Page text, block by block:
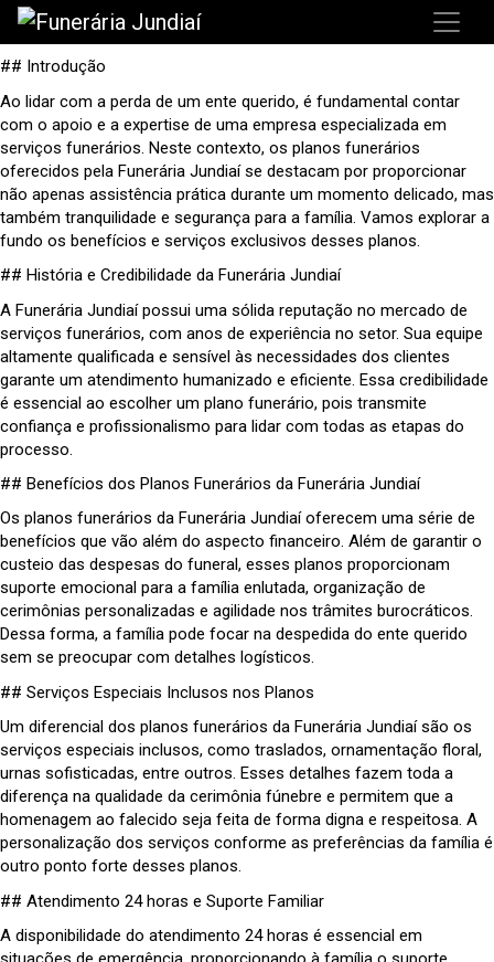
## Introdução
Ao lidar com a perda de um ente querido, é fundamental contar
com o apoio e a expertise de uma empresa especializada em
serviços funerários. Neste contexto, os planos funerários
oferecidos pela Funerária Jundiaí se destacam por proporcionar
não apenas assistência prática durante um momento delicado, mas
também tranquilidade e segurança para a família. Vamos explorar a
fundo os benefícios e serviços exclusivos desses planos.
## História e Credibilidade da Funerária Jundiaí
A Funerária Jundiaí possui uma sólida reputação no mercado de
serviços funerários, com anos de experiência no setor. Sua equipe
altamente qualificada e sensível às necessidades dos clientes
garante um atendimento humanizado e eficiente. Essa credibilidade
é essencial ao escolher um plano funerário, pois transmite
confiança e profissionalismo para lidar com todas as etapas do
processo.
## Benefícios dos Planos Funerários da Funerária Jundiaí
Os planos funerários da Funerária Jundiaí oferecem uma série de
benefícios que vão além do aspecto financeiro. Além de garantir o
custeio das despesas do funeral, esses planos proporcionam
suporte emocional para a família enlutada, organização de
cerimônias personalizadas e agilidade nos trâmites burocráticos.
Dessa forma, a família pode focar na despedida do ente querido
sem se preocupar com detalhes logísticos.
## Serviços Especiais Inclusos nos Planos
Um diferencial dos planos funerários da Funerária Jundiaí são os
serviços especiais inclusos, como traslados, ornamentação floral,
urnas sofisticadas, entre outros. Esses detalhes fazem toda a
diferença na qualidade da cerimônia fúnebre e permitem que a
homenagem ao falecido seja feita de forma digna e respeitosa. A
personalização dos serviços conforme as preferências da família é
outro ponto forte desses planos.
## Atendimento 24 horas e Suporte Familiar
A disponibilidade do atendimento 24 horas é essencial em